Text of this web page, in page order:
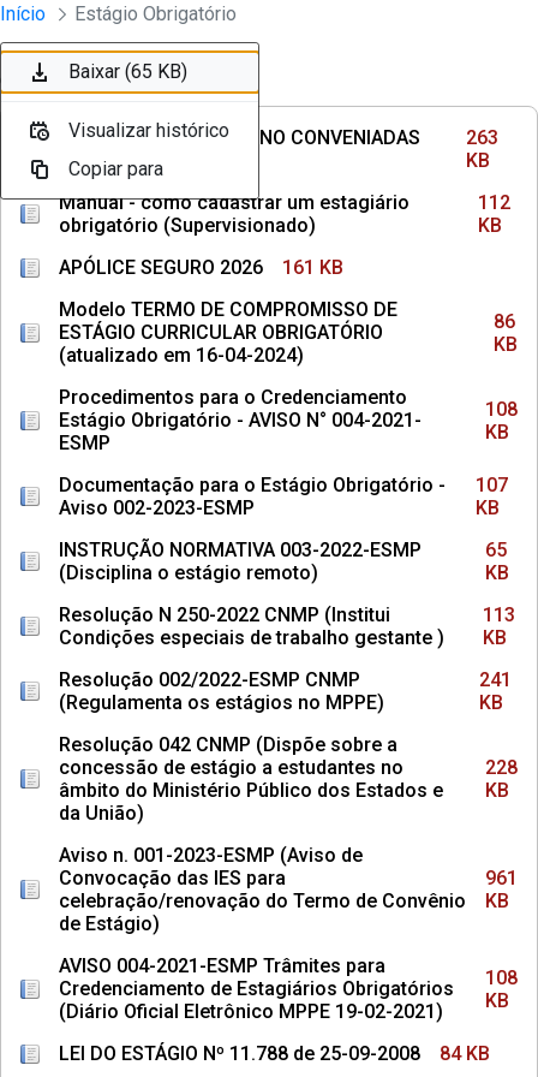
Pular para o Conteúdo principal
Divisão Minima - Escola Superior
Início Estágio Obrigatório
Ordenar Filtro
INSTITUIÇÕES DE ENSINO CONVENIADAS
COM MPPE
263
KB
Manual - como cadastrar um estagiário
obrigatório (Supervisionado)
112
KB
APÓLICE SEGURO 2026
161 KB
Modelo TERMO DE COMPROMISSO DE
ESTÁGIO CURRICULAR OBRIGATÓRIO
(atualizado em 16-04-2024)
86
KB
Procedimentos para o Credenciamento
Estágio Obrigatório - AVISO N° 004-2021-
ESMP
108
KB
Documentação para o Estágio Obrigatório -
Aviso 002-2023-ESMP
107
KB
INSTRUÇÃO NORMATIVA 003-2022-ESMP
(Disciplina o estágio remoto)
65
KB
Resolução N 250-2022 CNMP (Institui
Condições especiais de trabalho gestante )
113
KB
Resolução 002/2022-ESMP CNMP
(Regulamenta os estágios no MPPE)
241
KB
Resolução 042 CNMP (Dispõe sobre a
concessão de estágio a estudantes no
âmbito do Ministério Público dos Estados e
da União)
228
KB
Aviso n. 001-2023-ESMP (Aviso de
Convocação das IES para
celebração/renovação do Termo de Convênio
de Estágio)
961
KB
AVISO 004-2021-ESMP Trâmites para
Credenciamento de Estagiários Obrigatórios
(Diário Oficial Eletrônico MPPE 19-02-2021)
108
KB
LEI DO ESTÁGIO Nº 11.788 de 25-09-2008 84 KB
Baixar (263 KB)
Visualizar histórico
Copiar para
Baixar (112 KB)
Visualizar histórico
Copiar para
Baixar (161 KB)
Visualizar histórico
Copiar para
Baixar (86 KB)
Visualizar histórico
Copiar para
Baixar (108 KB)
Visualizar histórico
Copiar para
Baixar (107 KB)
Visualizar histórico
Copiar para
Baixar (65 KB)
Visualizar histórico
Copiar para